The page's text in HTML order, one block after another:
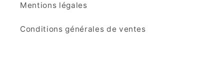
Mentions légales
Conditions générales de ventes